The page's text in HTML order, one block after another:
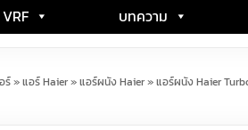
บทความ
ร์»แอร์ Haier»แอร์ผนัง Haier»แอร์ผนัง Haier